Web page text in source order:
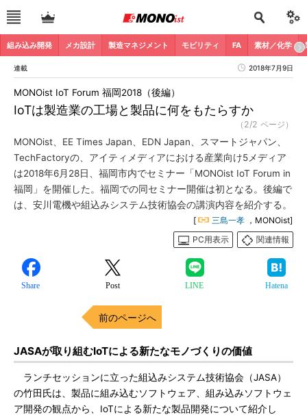
組み込み開発 メカ設計 製造マネジメント モビリティ FA 素材／化学
連載 2018年7月9日
IoTは製造業の工場と製品に何をもたらすか
MONOist IoT Forum 福岡2018（後編）
（2/2 ページ）
MONOist、EE Times Japan、EDN Japan、スマートジャパン、
TechFactoryの、アイティメディアにおける産業向け5メディア
は2018年6月28日、福岡市内でセミナー「MONOist IoT Forum in
福岡」を開催した。福岡での同セミナー開催は初となる。後編で
は、安川電機や組込みシステム技術協会の講演内容を紹介する。
[ 三島一孝 ，MONOist]
PC用表示
関連情報
Share Post LINE Hatena
前のページへ
JASAが取り組むIoTによる新たなモノづくりの価値
ランチセッションに立った組込みシステム技術協会（JASA）
の竹田氏は、製品に組み込むソフトウェア、組み込みソフトウェ
ア開発の観点から、IoTによる新たな製品開発について紹介し